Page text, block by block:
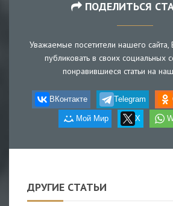
ПОДЕЛИТЬСЯ
Уважаемые посетители нашего
публиковать в своих социальных
понравившиеся статьи на
ВКонтакте Telegram
Мой Мир X
ДРУГИЕ СТАТЬИ